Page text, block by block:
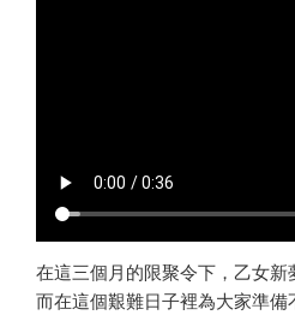
在這三個月的限聚令下，乙女新
而在這個艱難日子裡為大家準備